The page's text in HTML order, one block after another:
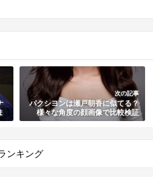
次の記事
パクシヨンは瀬戸朝香に似てる？
様々な角度の顔画像で比較検証
ンキング